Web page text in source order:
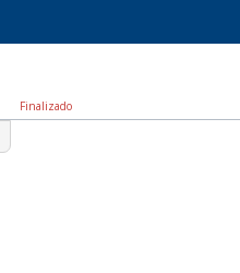
Finalizado